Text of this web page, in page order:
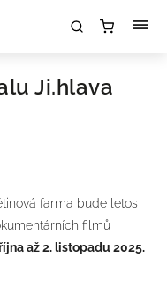
Ji.hlava
farma bude letos
filmů
až 2. listopadu 2025.